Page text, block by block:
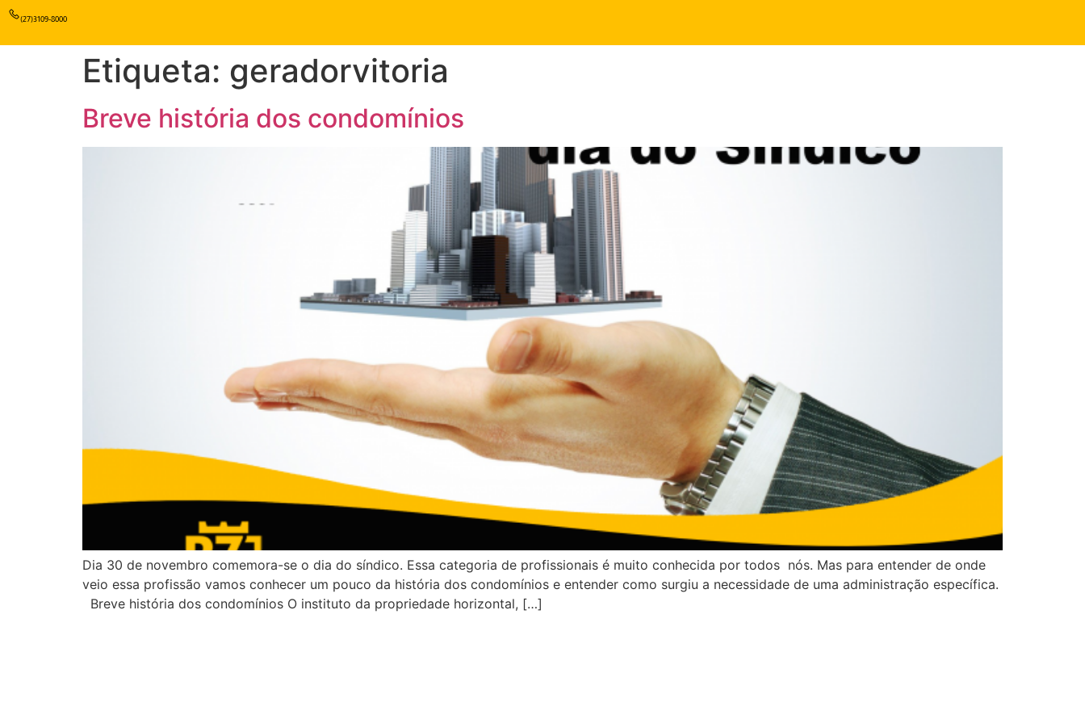
(27)3109-8000
Etiqueta: geradorvitoria
Breve história dos condomínios
Dia 30 de novembro comemora-se o dia do síndico. Essa categoria de profissionais é muito conhecida por todos nós. Mas para entender de onde
veio essa profissão vamos conhecer um pouco da história dos condomínios e entender como surgiu a necessidade de uma administração específica.
Breve história dos condomínios O instituto da propriedade horizontal, […]